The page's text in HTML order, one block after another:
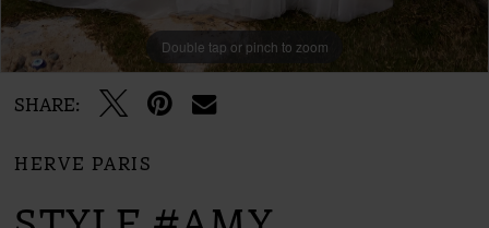
Double tap or pinch to zoom
Double tap or pinch to zoom
Double tap or pinch to zoom
SHARE:
HERVE PARIS